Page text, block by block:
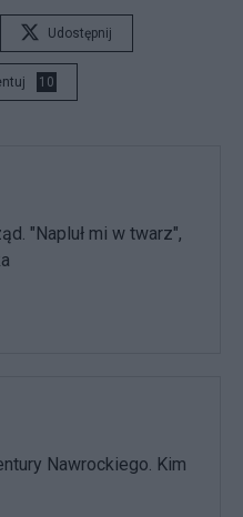
Udostępnij
10
"Napluł mi w twarz",
Nawrockiego. Kim